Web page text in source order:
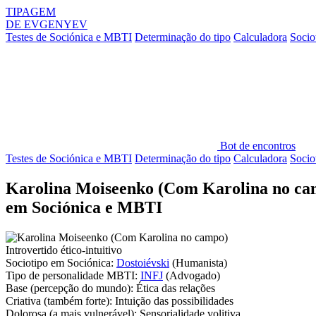
TIPAGEM
DE EVGENYEV
Testes de Sociónica e MBTI Determinação do tipo Calculadora
Bot de encontros
Testes de Sociónica e MBTI Determinação do tipo Calculadora
Karolina Moiseenko (Com Karolina no
em Sociónica e MBTI
Introvertido ético-intuitivo
Sociotipo em Sociónica: Dostoiévski (Humanista)
Tipo de personalidade MBTI: INFJ (Advogado)
Base (percepção do mundo): Ética das relações
Criativa (também forte): Intuição das possibilidades
Dolorosa (a mais vulnerável): Sensorialidade volitiva